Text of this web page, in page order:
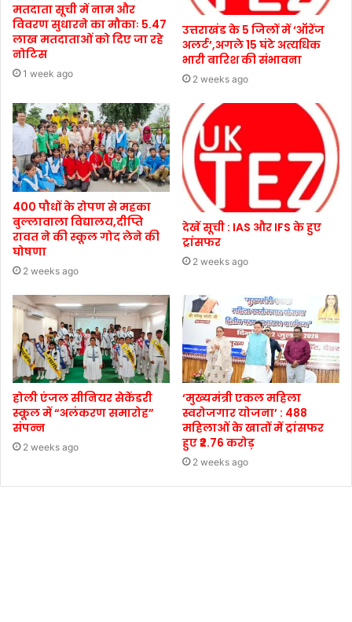
मतदाता सूची में नाम और
विवरण सुधारने का मौकाः 5.47
लाख मतदाताओं को दिए जा रहे
नोटिस
1 week ago
उत्तराखंड के 5 जिलों में ‘ऑरेंज
अलर्ट’,अगले 15 घंटे अत्यधिक
भारी बारिश की संभावना
2 weeks ago
400 पौधों के रोपण से महका
बुल्लावाला विद्यालय,दीप्ति
रावत ने की स्कूल गोद लेने की
घोषणा
2 weeks ago
देखें सूची : IAS और IFS के हुए
ट्रांसफर
2 weeks ago
होली एंजल सीनियर सेकेंडरी
स्कूल में “अलंकरण समारोह”
संपन्न
2 weeks ago
‘मुख्यमंत्री एकल महिला
स्वरोजगार योजना’ : 488
महिलाओं के खातों में ट्रांसफर
हुए ₹2.76 करोड़
2 weeks ago